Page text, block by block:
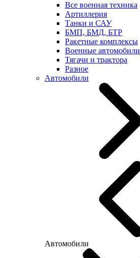
Все военная техника
Артиллерия
Танки и САУ
БМП, БМД, БТР
Ракетные комплексы
Военные автомобили
Тягачи и трактора
Разное
Автомобили
Автомобили